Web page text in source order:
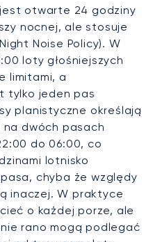
otwarte 24 godziny
nocnej, ale stosuje
Noise Policy). W
loty głośniejszych
limitami, a
tylko jeden pas
planistyczne określają
na dwóch pasach
do 06:00, co
lotnisko
chyba że względy
inaczej. W praktyce
o każdej porze, ale
rano mogą podlegać